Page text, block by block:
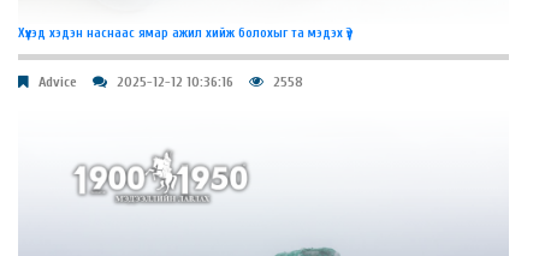
Хүүхэд хэдэн наснаас ямар ажил хийж болохыг та мэдэх үү?
Advice 2025-12-12 10:36:16 2558